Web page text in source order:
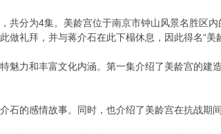
共分为4集。美龄宫位于南京市钟山风景名胜区
礼拜，并与蒋介石在此下榻休息，因此得名“美
魅力和丰富文化内涵。第一集介绍了美龄宫的建
石的感情故事。同时，也介绍了美龄宫在抗战期